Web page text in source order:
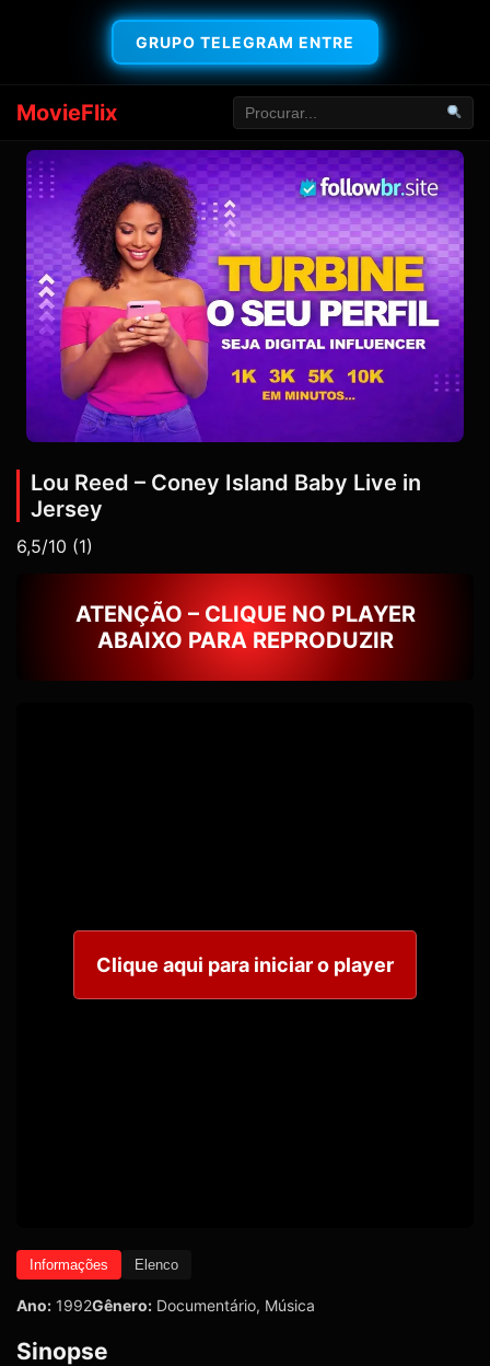
GRUPO TELEGRAM ENTRE
MovieFlix
Lou Reed – Coney Island Baby Live in
Jersey
6,5/10 (1)
ATENÇÃO – CLIQUE NO PLAYER
ABAIXO PARA REPRODUZIR
Clique aqui para iniciar o player
Informações Elenco
Ano: 1992Gênero: Documentário, Música
Sinopse